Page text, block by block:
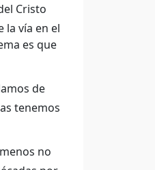
Cristo
la vía en el
es que
de
tenemos
no